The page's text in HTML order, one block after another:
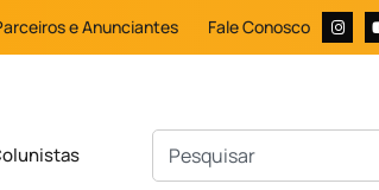
e Anunciantes Fale Conosco